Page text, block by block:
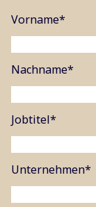
Vorname*
Nachname*
Jobtitel*
Unternehmen*